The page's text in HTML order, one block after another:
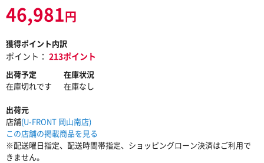
46,981円
獲得ポイント内訳
ポイント： 213ポイント
出荷予定
在庫切れです
在庫状況
在庫なし
出荷元
店舗(U-FRONT 岡山南店)
この店舗の掲載商品を見る
※配送曜日指定、配送時間帯指定、ショッピングローン決済はご利用で
きません。